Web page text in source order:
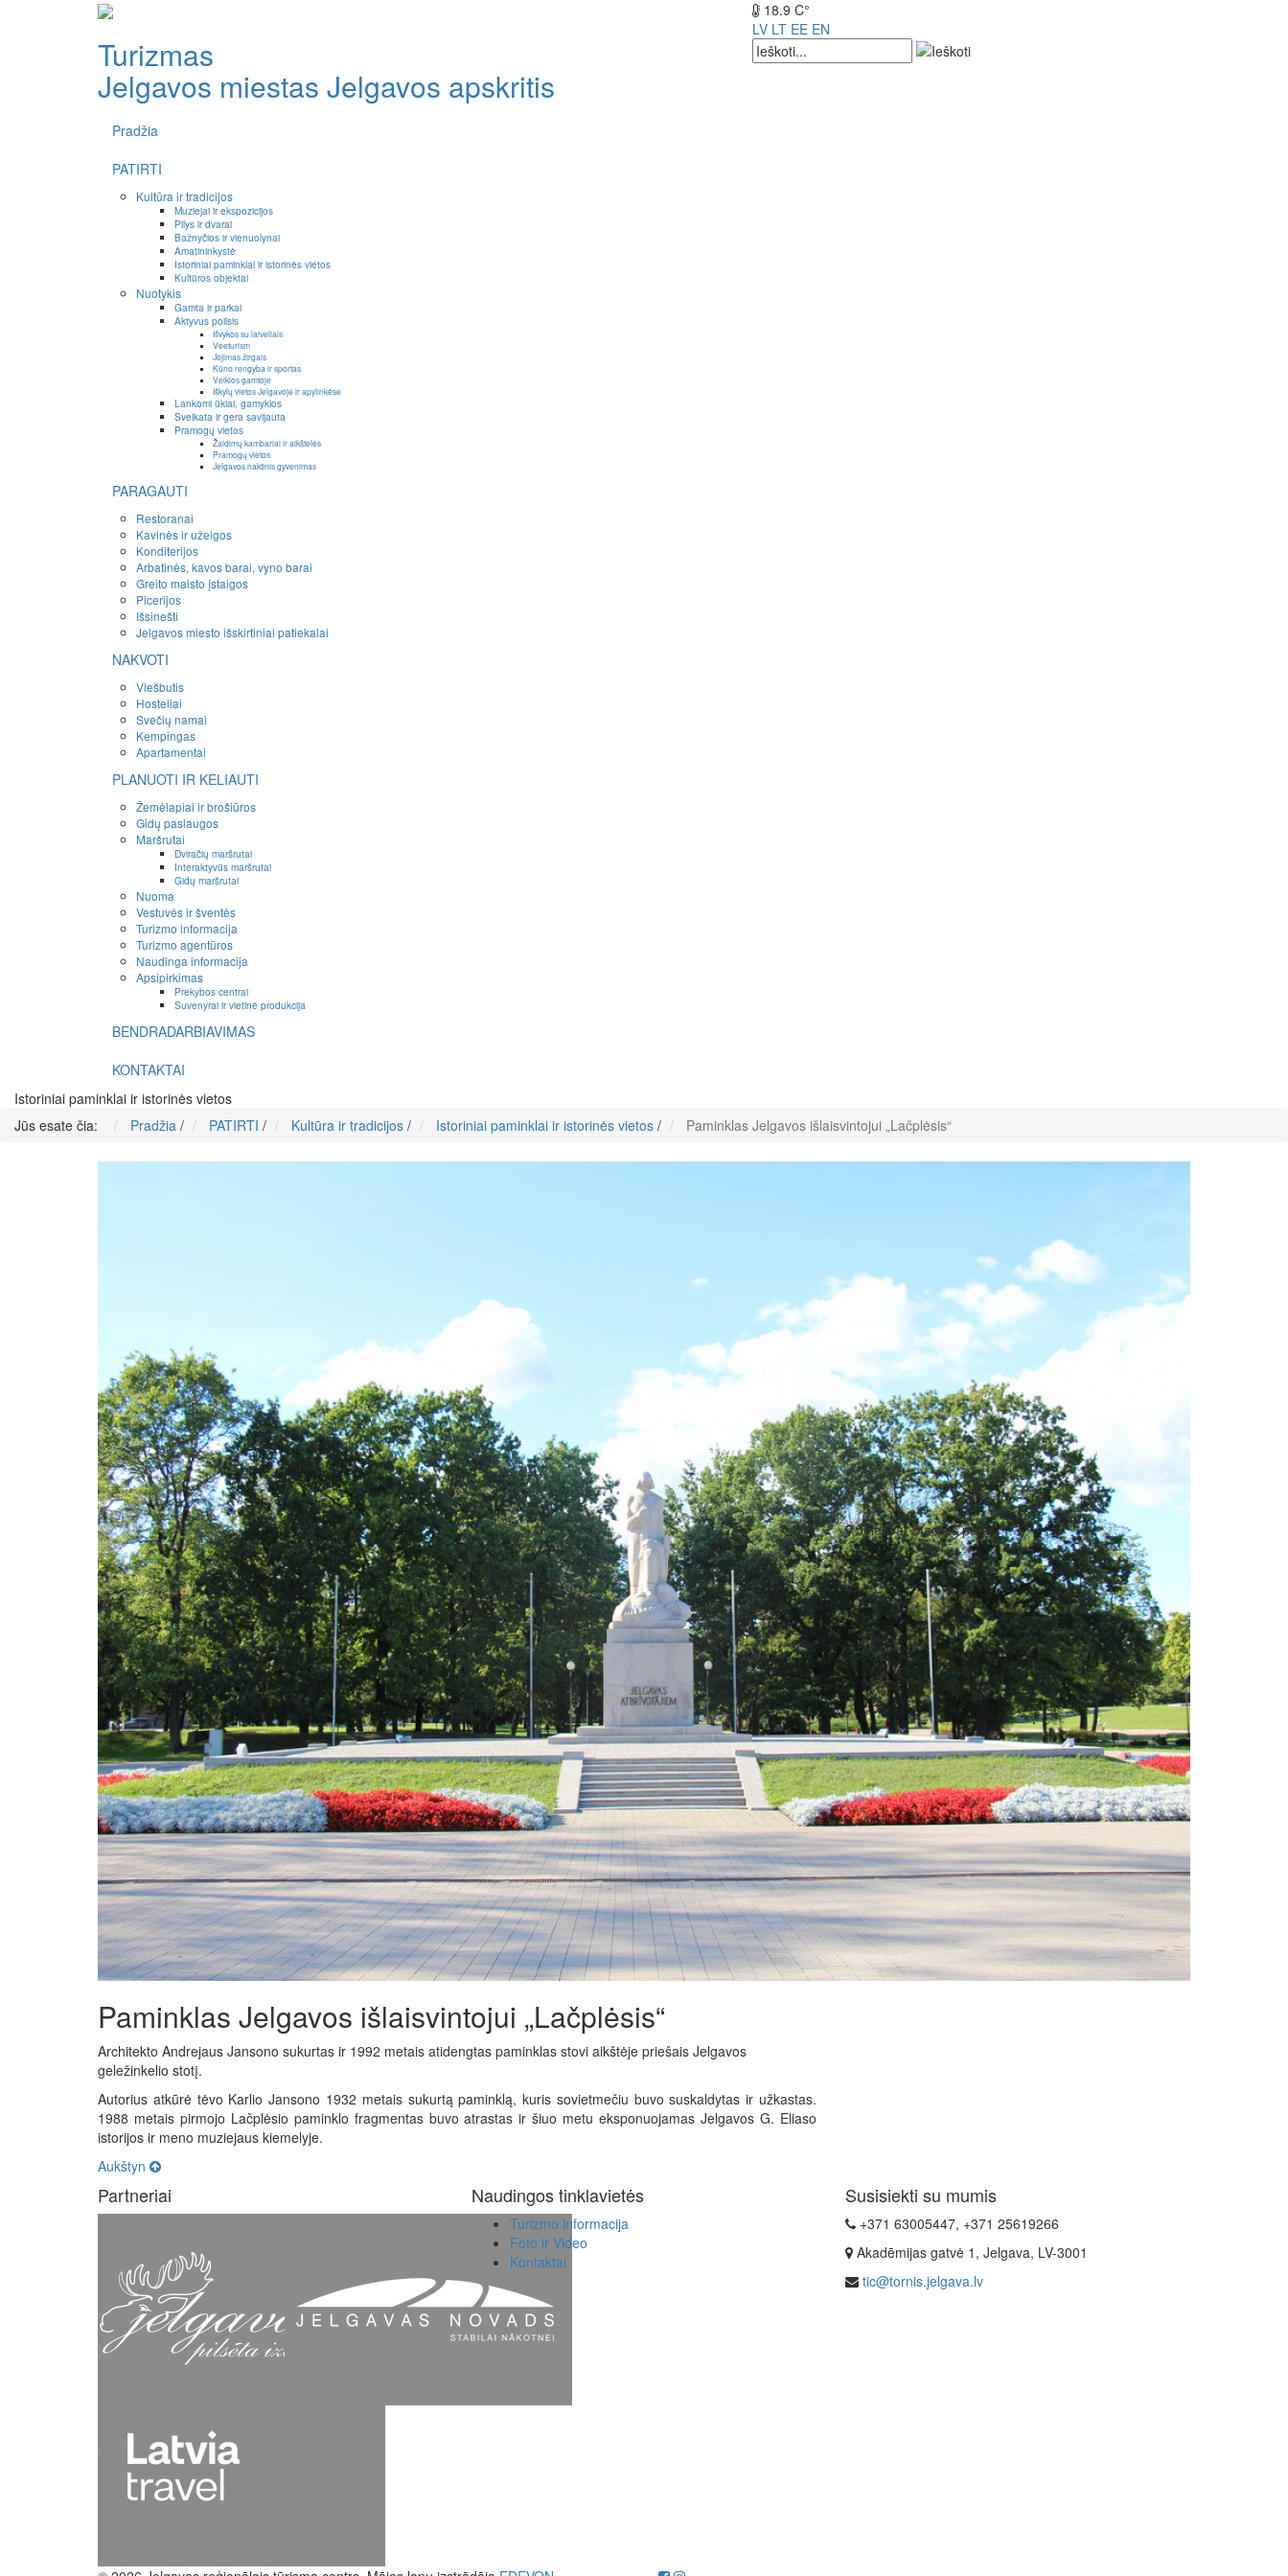
Turizmas
Jelgavos miestas Jelgavos apskritis
18.9 C°
LV LT EE EN
Pradžia
PATIRTI
Kultūra ir tradicijos
Muziejai ir ekspozicijos
Pilys ir dvarai
Bažnyčios ir vienuolynai
Amatininkystė
Istoriniai paminklai ir istorinės vietos
Kultūros objektai
Nuotykis
Gamta ir parkai
Aktyvus poilsis
Išvykos su laiveliais
Veeturism
Jojimas žirgais
Kūno rengyba ir sportas
Veiklos gamtoje
Iškylų vietos Jelgavoje ir apylinkėse
Lankomi ūkiai, gamyklos
Sveikata ir gera savijauta
Pramogų vietos
Žaidimų kambariai ir aikštelės
Pramogų vietos
Jelgavos naktinis gyvenimas
PARAGAUTI
Restoranai
Kavinės ir užeigos
Konditerijos
Arbatinės, kavos barai, vyno barai
Greito maisto įstaigos
Picerijos
Išsinešti
Jelgavos miesto išskirtiniai patiekalai
NAKVOTI
Viešbutis
Hosteliai
Svečių namai
Kempingas
Apartamentai
PLANUOTI IR KELIAUTI
Žemėlapiai ir brošiūros
Gidų paslaugos
Maršrutai
Dviračių maršrutai
Interaktyvūs maršrutai
Gidų maršrutai
Nuoma
Vestuvės ir šventės
Turizmo informacija
Turizmo agentūros
Naudinga informacija
Apsipirkimas
Prekybos centrai
Suvenyrai ir vietinė produkcija
BENDRADARBIAVIMAS
KONTAKTAI
Istoriniai paminklai ir istorinės vietos
Jūs esate čia:
Pradžia / PATIRTI / Kultūra ir tradicijos / Istoriniai paminklai ir istorinės vietos / Paminklas Jelgavos išlaisvintojui „Lačplėsis“
Paminklas Jelgavos išlaisvintojui „Lačplėsis“
Architekto Andrejaus Jansono sukurtas ir 1992 metais atidengtas paminklas stovi aikštėje priešais Jelgavos
geležinkelio stotį.
Autorius atkūrė tėvo Karlio Jansono 1932 metais sukurtą paminklą, kuris sovietmečiu buvo suskaldytas ir užkastas.
1988 metais pirmojo Lačplėsio paminklo fragmentas buvo atrastas ir šiuo metu eksponuojamas Jelgavos G. Eliaso
istorijos ir meno muziejaus kiemelyje.
Aukštyn
Jelgava, Stacijas parks
Partneriai Naudingos tinklavietės
Turizmo informacija
Foto ir Video
Kontaktai
Susisiekti su mumis
+371 63005447, +371 25619266
Akadēmijas gatvė 1, Jelgava, LV-3001
tic@tornis.jelgava.lv